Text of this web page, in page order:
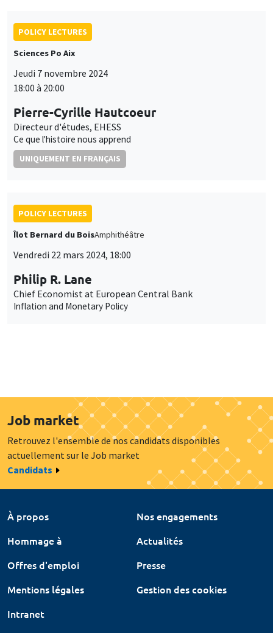
POLICY LECTURES
Sciences Po Aix
Jeudi 7 novembre 2024
18:00 à 20:00
Pierre-Cyrille Hautcoeur
Directeur d'études, EHESS
Ce que l'histoire nous apprend
UNIQUEMENT EN FRANÇAIS
POLICY LECTURES
Îlot Bernard du BoisAmphithéâtre
Vendredi 22 mars 2024, 18:00
Philip R. Lane
Chief Economist at European Central Bank
Inflation and Monetary Policy
Job market
Retrouvez l'ensemble de nos candidats disponibles
actuellement sur le Job market
Candidats
À propos
Nos engagements
Hommage à
Actualités
Offres d'emploi
Presse
Mentions légales
Gestion des cookies
Intranet